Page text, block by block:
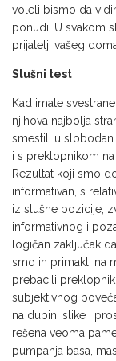
voleli bismo da
ponudi. U svakom
prijatelji vašeg
Slušni test
Kad imate
njihova najbolja
smestili u
i s preklopnikom
Rezultat koji smo
informativan, s
iz slušne pozicije,
informativnog i
logičan zaključak
smo ih primakli na
prebacili
subjektivnog
na dubini slike i
rešena veoma
pumpanja basa,